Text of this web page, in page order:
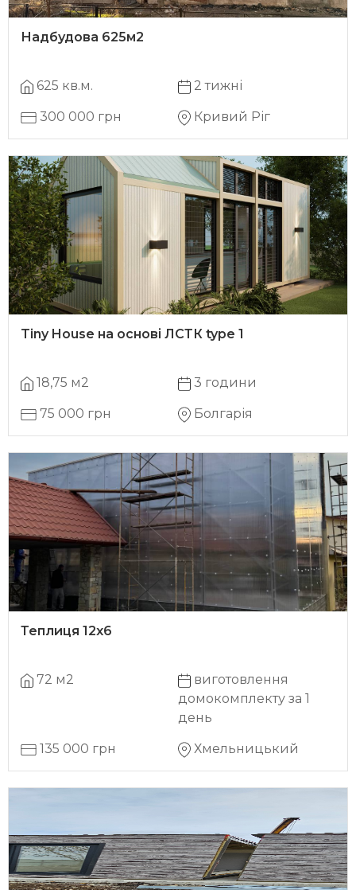
Надбудова 625м2
625 кв.м. 2 тижні
300 000 грн Кривий Ріг
Tiny House на основі ЛСТК type 1
18,75 м2 3 години
75 000 грн Болгарія
Теплиця 12х6
72 м2
виготовлення
домокомплекту за 1
день
135 000 грн Хмельницький